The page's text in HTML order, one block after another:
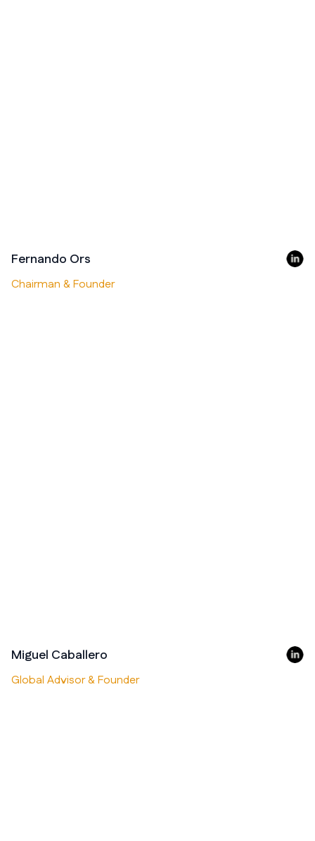
Fernando Ors
Chairman & Founder
Miguel Caballero
Global Advisor & Founder